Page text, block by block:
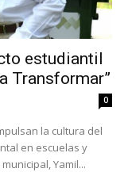
estudiantil
Transformar”
0
la cultura del
en escuelas y
municipal, Yamil...